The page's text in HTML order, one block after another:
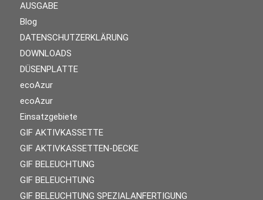
AUSGABE
Blog
DATENSCHUTZERKLÄRUNG
DOWNLOADS
DÜSENPLATTE
ecoAzur
ecoAzur
Einsatzgebiete
GIF AKTIVKASSETTE
GIF AKTIVKASSETTEN-DECKE
GIF BELEUCHTUNG
GIF BELEUCHTUNG
GIF BELEUCHTUNG SPEZIALANFERTIGUNG